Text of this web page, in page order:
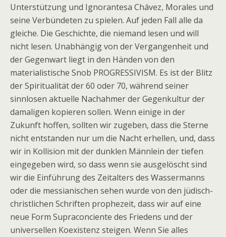
Unterstützung und Ignorantesa Chávez, Morales und
seine Verbündeten zu spielen. Auf jeden Fall alle da
gleiche. Die Geschichte, die niemand lesen und will
nicht lesen. Unabhängig von der Vergangenheit und
der Gegenwart liegt in den Händen von den
materialistische Snob PROGRESSIVISM. Es ist der Blitz
der Spiritualität der 60 oder 70, während seiner
sinnlosen aktuelle Nachahmer der Gegenkultur der
damaligen kopieren sollen. Wenn einige in der
Zukunft hoffen, sollten wir zugeben, dass die Sterne
nicht entstanden nur um die Nacht erhellen, und, dass
wir in Kollision mit der dunklen Männlein der tiefen
eingegeben wird, so dass wenn sie ausgelöscht sind
wir die Einführung des Zeitalters des Wassermanns
oder die messianischen sehen wurde von den jüdisch-
christlichen Schriften prophezeit, dass wir auf eine
neue Form Supraconciente des Friedens und der
universellen Koexistenz steigen. Wenn Sie alles